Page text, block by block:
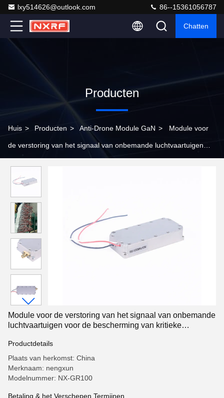
lxy514626@outlook.com 86--15361056787
Chatten
Producten
Huis > Producten > Anti-Drone Module GaN > Module voor
de verstoring van het signaal van onbemande luchtvaartuigen
Module voor de verstoring van het signaal van onbemande
luchtvaartuigen voor de bescherming van kritieke
Productdetails
Plaats van herkomst: China
Merknaam: nengxun
Modelnummer: NX-GR100
Betaling & het Verschepen Termijnen